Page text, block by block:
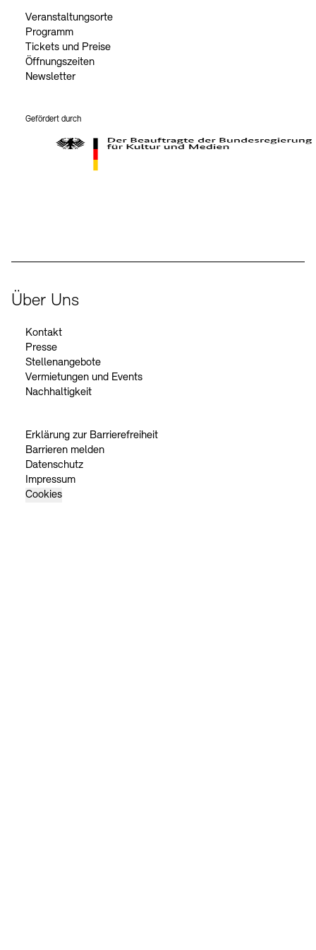
Veranstaltungsorte
Programm
Tickets und Preise
Öffnungszeiten
Newsletter
Gefördert durch
Über Uns
Kontakt
Presse
Stellenangebote
Vermietungen und Events
Nachhaltigkeit
Erklärung zur Barrierefreiheit
Barrieren melden
Datenschutz
Impressum
Cookies